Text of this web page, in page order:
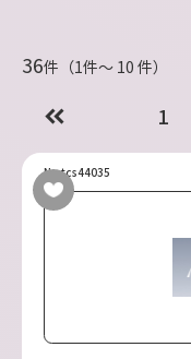
36件（1件〜 10 件）
1
No.tcs44035